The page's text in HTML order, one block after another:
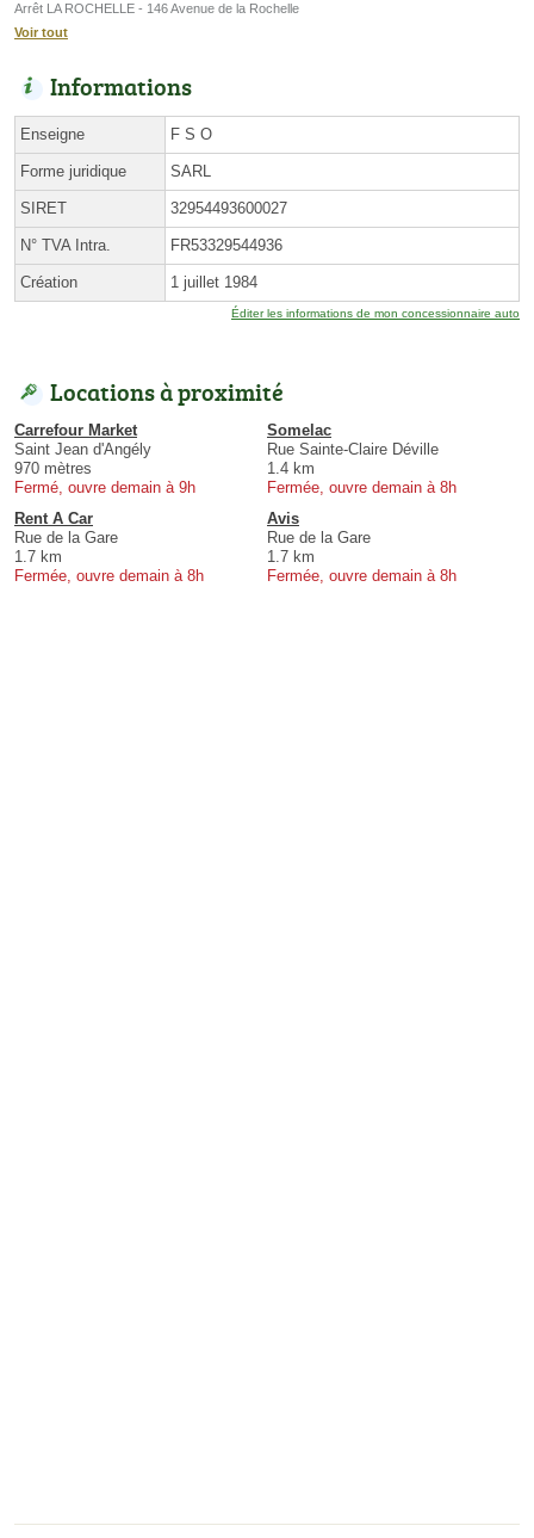
Arrêt LA ROCHELLE - 146 Avenue de la Rochelle
Voir tout
Informations
Enseigne F S O
Forme juridique SARL
SIRET 32954493600027
N° TVA Intra. FR53329544936
Création 1 juillet 1984
Éditer les informations de mon concessionnaire auto
Locations à proximité
Carrefour Market
Saint Jean d'Angély
970 mètres
Fermé, ouvre demain à 9h
Somelac
Rue Sainte-Claire Déville
1.4 km
Fermée, ouvre demain à 8h
Rent A Car
Rue de la Gare
1.7 km
Fermée, ouvre demain à 8h
Avis
Rue de la Gare
1.7 km
Fermée, ouvre demain à 8h